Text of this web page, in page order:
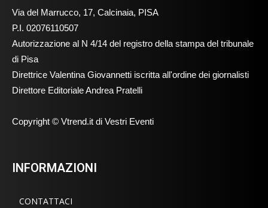
Via del Marrucco, 17, Calcinaia, PISA
P.I. 02076110507
Autorizzazione al N 4/14 del registro della stampa del tribunale
di Pisa
Direttrice Valentina Giovannetti iscritta all'ordine dei giornalisti
Direttore Editoriale Andrea Pratelli
Copyright © Vtrend.it di Vestri Eventi
INFORMAZIONI
CONTATTACI